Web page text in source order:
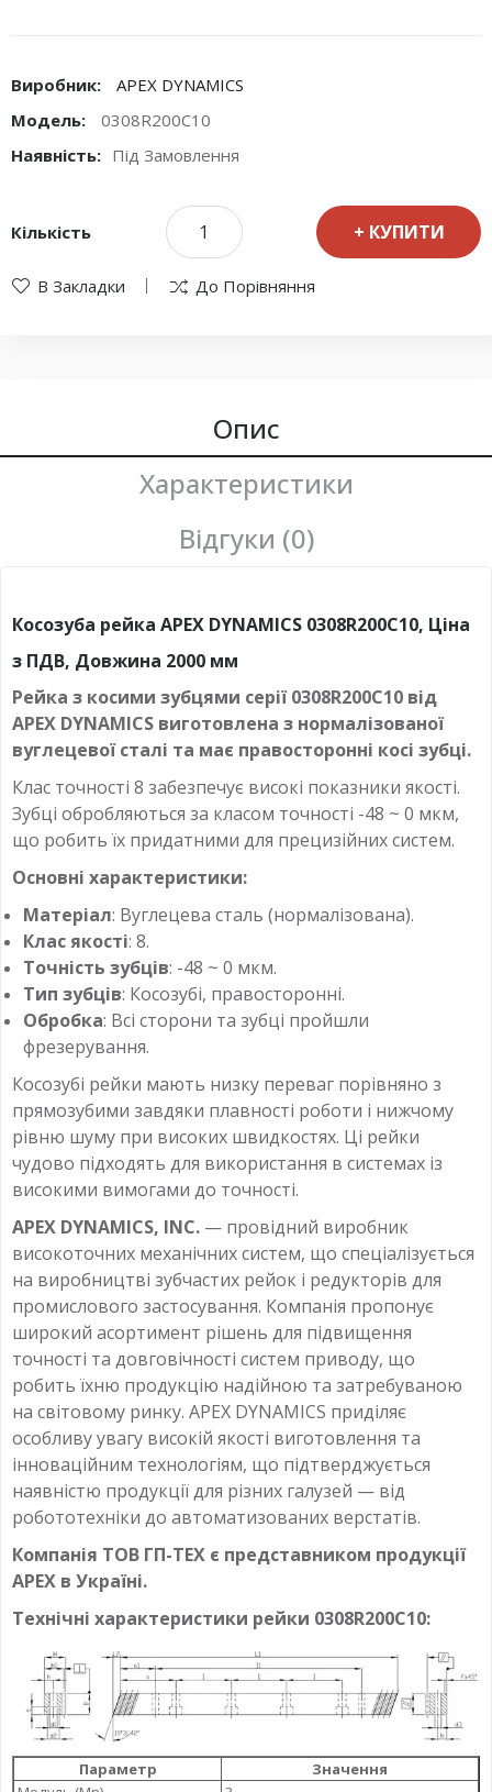
Виробник:
APEX DYNAMICS
Модель:
0308R200C10
Наявність: Під Замовлення
Кількість КУПИТИ
В Закладки До Порівняння
Опис
Характеристики
Відгуки (0)
Косозуба рейка APEX DYNAMICS 0308R200C10, Ціна
з ПДВ, Довжина 2000 мм
Рейка з косими зубцями серії 0308R200C10 від
APEX DYNAMICS виготовлена з нормалізованої
вуглецевої сталі та має правосторонні косі зубці.
Клас точності 8 забезпечує високі показники якості.
Зубці обробляються за класом точності -48 ~ 0 мкм,
що робить їх придатними для прецизійних систем.
Основні характеристики:
Матеріал: Вуглецева сталь (нормалізована).
Клас якості: 8.
Точність зубців: -48 ~ 0 мкм.
Тип зубців: Косозубі, правосторонні.
Обробка: Всі сторони та зубці пройшли
фрезерування.
Косозубі рейки мають низку переваг порівняно з
прямозубими завдяки плавності роботи і нижчому
рівню шуму при високих швидкостях. Ці рейки
чудово підходять для використання в системах із
високими вимогами до точності.
APEX DYNAMICS, INC. — провідний виробник
високоточних механічних систем, що спеціалізується
на виробництві зубчастих рейок і редукторів для
промислового застосування. Компанія пропонує
широкий асортимент рішень для підвищення
точності та довговічності систем приводу, що
робить їхню продукцію надійною та затребуваною
на світовому ринку. APEX DYNAMICS приділяє
особливу увагу високій якості виготовлення та
інноваційним технологіям, що підтверджується
наявністю продукції для різних галузей — від
робототехніки до автоматизованих верстатів.
Компанія ТОВ ГП-ТЕХ є представником продукції
APEX в Україні.
Технічні характеристики рейки 0308R200C10:
Параметр
Значення